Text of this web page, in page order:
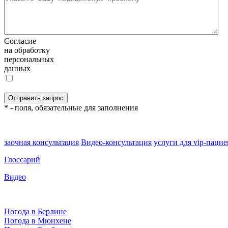
Согласие
на обработку
персональных
данных
* - поля, обязательные для заполнения
заочная консультация Видео-консультация услуги для vip-
Глоссарий
Видео
Погода в Берлине
Погода в Мюнхене